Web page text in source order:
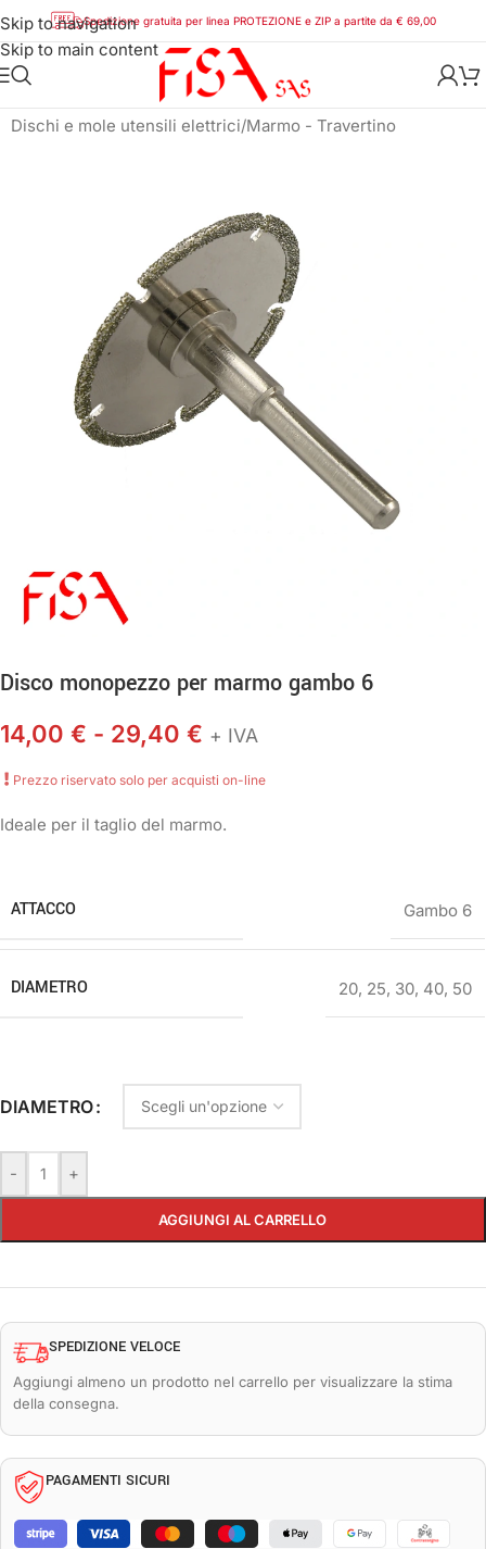
Skip to navigation
Skip to main content
Spedizione gratuita per linea PROTEZIONE e ZIP a partite da € 69,00
Utensili diamantati
Dischi e mole utensili elettrici/Marmo - Travertino
Disco monopezzo per marmo gambo 6
14,00 € - 29,40 € + IVA
Prezzo riservato solo per acquisti on-line
Ideale per il taglio del marmo.
ATTACCO Gambo 6
DIAMETRO 20, 25, 30, 40, 50
DIAMETRO
- +
AGGIUNGI AL CARRELLO
SPEDIZIONE VELOCE
Aggiungi almeno un prodotto nel carrello per visualizzare la stima
della consegna.
PAGAMENTI SICURI